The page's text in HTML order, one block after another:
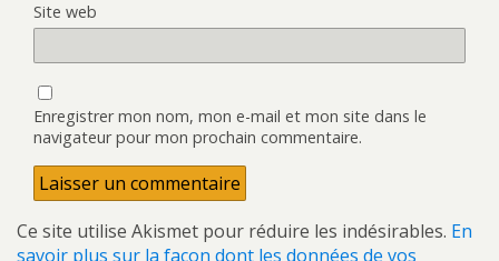
Site web
Enregistrer mon nom, mon e-mail et mon site dans le
navigateur pour mon prochain commentaire.
Ce site utilise Akismet pour réduire les indésirables. En
savoir plus sur la façon dont les données de vos